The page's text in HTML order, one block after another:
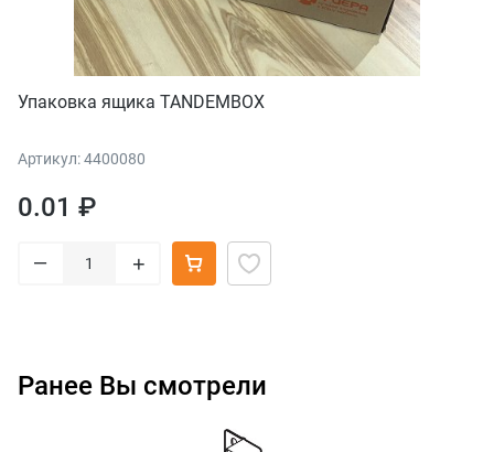
Упаковка ящика TANDEMBOX
Артикул: 4400080
0.01 ₽
– +
Ранее Вы смотрели